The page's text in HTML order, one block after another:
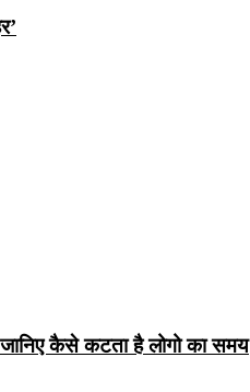
कैसे कटता है लोगो का समय